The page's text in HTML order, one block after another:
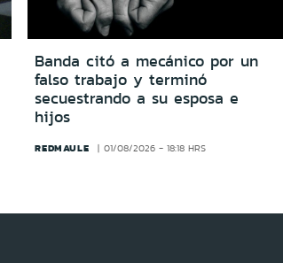
Banda citó a mecánico por un
falso trabajo y terminó
secuestrando a su esposa e
hijos
REDMAULE 01/08/2026 - 18:18 HRS